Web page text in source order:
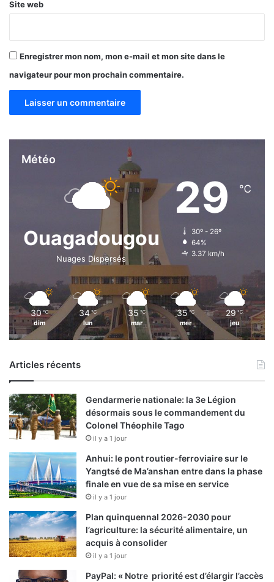
n
Site web
Enregistrer mon nom, mon e-mail et mon site dans le
navigateur pour mon prochain commentaire.
Météo
Ouagadougou
Nuages Dispersés
29 ℃
30º - 26º
64%
3.37 km/h
30 ℃
dim
34 ℃
lun
35 ℃
mar
35 ℃
mer
29 ℃
jeu
Articles récents
Gendarmerie nationale: la 3e Légion
désormais sous le commandement du
Colonel Théophile Tago
il y a 1 jour
Anhui: le pont routier-ferroviaire sur le
Yangtsé de Ma’anshan entre dans la phase
finale en vue de sa mise en service
il y a 1 jour
Plan quinquennal 2026-2030 pour
l’agriculture: la sécurité alimentaire, un
acquis à consolider
il y a 1 jour
PayPal: « Notre priorité est d’élargir l’accès